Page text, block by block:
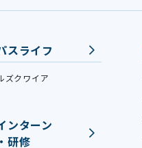
スライフ
ズクワイア
ンターン
研修